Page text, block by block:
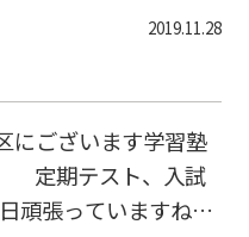
そうです。 その後、
しっかりして下さい
要素って知ってい
下さい。 Wam
成績を上げたい、 ど
気軽にお電話くださ
2019.11.28
にございます学習塾
定期テスト、入試
頑張っていますね。